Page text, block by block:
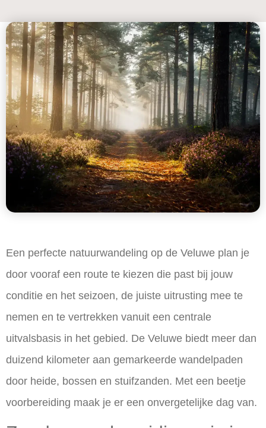
Een perfecte natuurwandeling op de Veluwe plan je
door vooraf een route te kiezen die past bij jouw
conditie en het seizoen, de juiste uitrusting mee te
nemen en te vertrekken vanuit een centrale
uitvalsbasis in het gebied. De Veluwe biedt meer dan
duizend kilometer aan gemarkeerde wandelpaden
door heide, bossen en stuifzanden. Met een beetje
voorbereiding maak je er een onvergetelijke dag van.